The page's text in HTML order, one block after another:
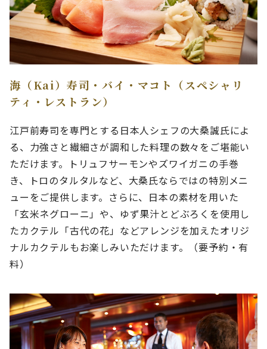
海（Kai）寿司・バイ・マコト（スペシャリ
ティ・レストラン）
江戸前寿司を専門とする日本人シェフの大桑誠氏によ
る、力強さと繊細さが調和した料理の数々をご堪能い
ただけます。トリュフサーモンやズワイガニの手巻
き、トロのタルタルなど、大桑氏ならではの特別メニ
ューをご提供します。さらに、日本の素材を用いた
「玄米ネグローニ」や、ゆず果汁とどぶろくを使用し
たカクテル「古代の花」などアレンジを加えたオリジ
ナルカクテルもお楽しみいただけます。（要予約・有
料）